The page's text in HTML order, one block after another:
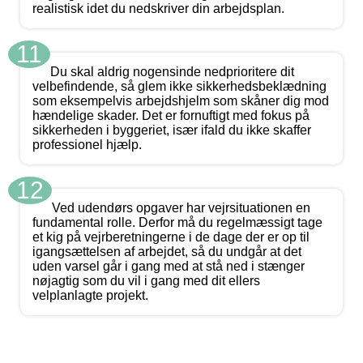
realistisk idet du nedskriver din arbejdsplan.
11
Du skal aldrig nogensinde nedprioritere dit
velbefindende, så glem ikke sikkerhedsbeklædning
som eksempelvis arbejdshjelm som skåner dig mod
hændelige skader. Det er fornuftigt med fokus på
sikkerheden i byggeriet, især ifald du ikke skaffer
professionel hjælp.
12
Ved udendørs opgaver har vejrsituationen en
fundamental rolle. Derfor må du regelmæssigt tage
et kig på vejrberetningerne i de dage der er op til
igangsættelsen af arbejdet, så du undgår at det
uden varsel går i gang med at stå ned i stænger
nøjagtig som du vil i gang med dit ellers
velplanlagte projekt.